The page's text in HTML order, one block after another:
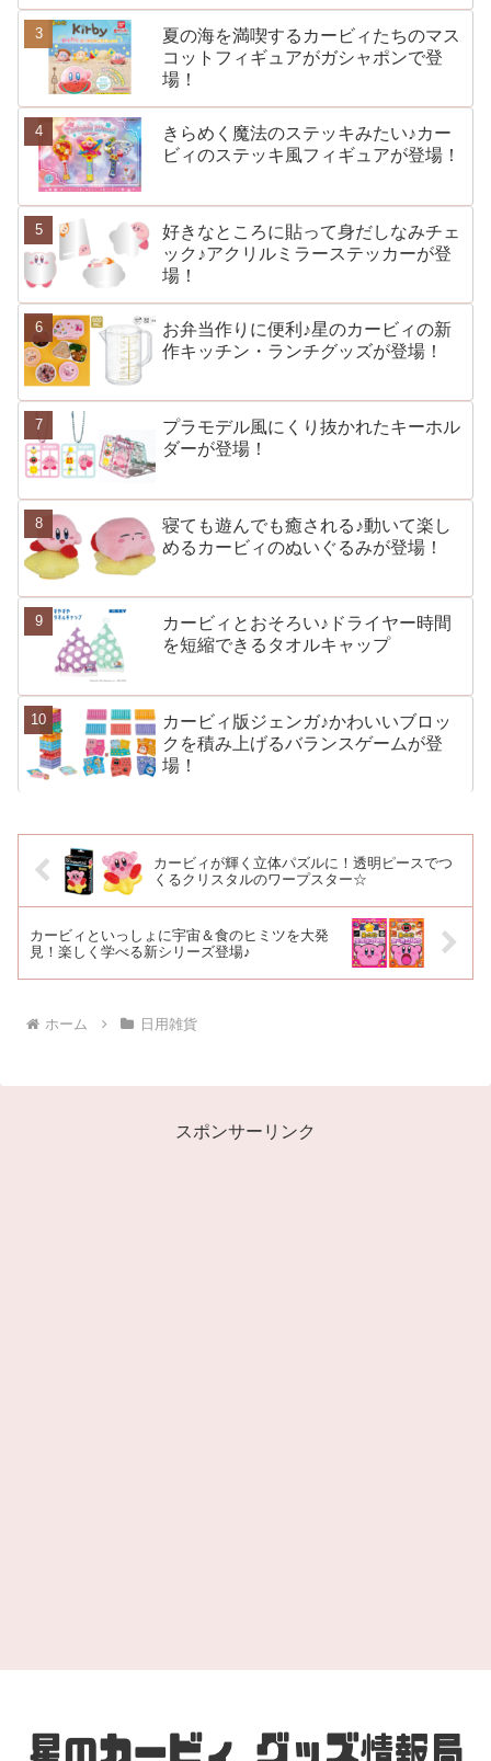
夏の海を満喫するカービィたちのマス
コットフィギュアがガシャポンで登
場！
きらめく魔法のステッキみたい♪カー
ビィのステッキ風フィギュアが登場！
好きなところに貼って身だしなみチェ
ック♪アクリルミラーステッカーが登
場！
お弁当作りに便利♪星のカービィの新
作キッチン・ランチグッズが登場！
プラモデル風にくり抜かれたキーホル
ダーが登場！
寝ても遊んでも癒される♪動いて楽し
めるカービィのぬいぐるみが登場！
カービィとおそろい♪ドライヤー時間
を短縮できるタオルキャップ
カービィ版ジェンガ♪かわいいブロッ
クを積み上げるバランスゲームが登
場！
カービィが輝く立体パズルに！透明ピースでつ
くるクリスタルのワープスター☆
カービィといっしょに宇宙＆食のヒミツを大発
見！楽しく学べる新シリーズ登場♪
ホーム 日用雑貨
スポンサーリンク